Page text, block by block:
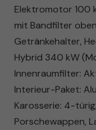
Elektromotor 100
mit Bandfilter
Getränkehalter,
Hybrid 340 kW
Innenraumfilter:
Interieur-Paket:
Karosserie: 4-
Porschewappen,